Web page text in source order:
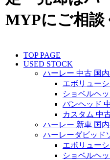
MYPにご相談
TOP PAGE
USED STOCK
ハーレー 中古 国
エボリュー
ショベルヘ
パンヘッド
カスタム 中
ハーレー 新車 国
ハーレーダビッド
エボリュー
ショベルヘ